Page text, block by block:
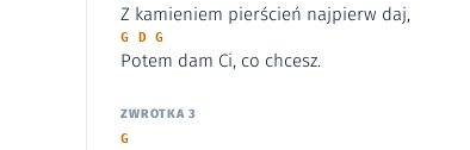
Z kamieniem pierścień najpierw daj,
G D G
Potem dam Ci, co chcesz.
ZWROTKA 3
G